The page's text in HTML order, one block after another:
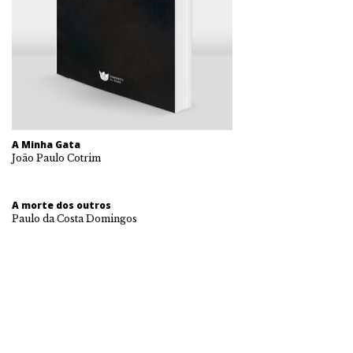
A Minha Gata
João Paulo Cotrim
A morte dos outros
Paulo da Costa Domingos